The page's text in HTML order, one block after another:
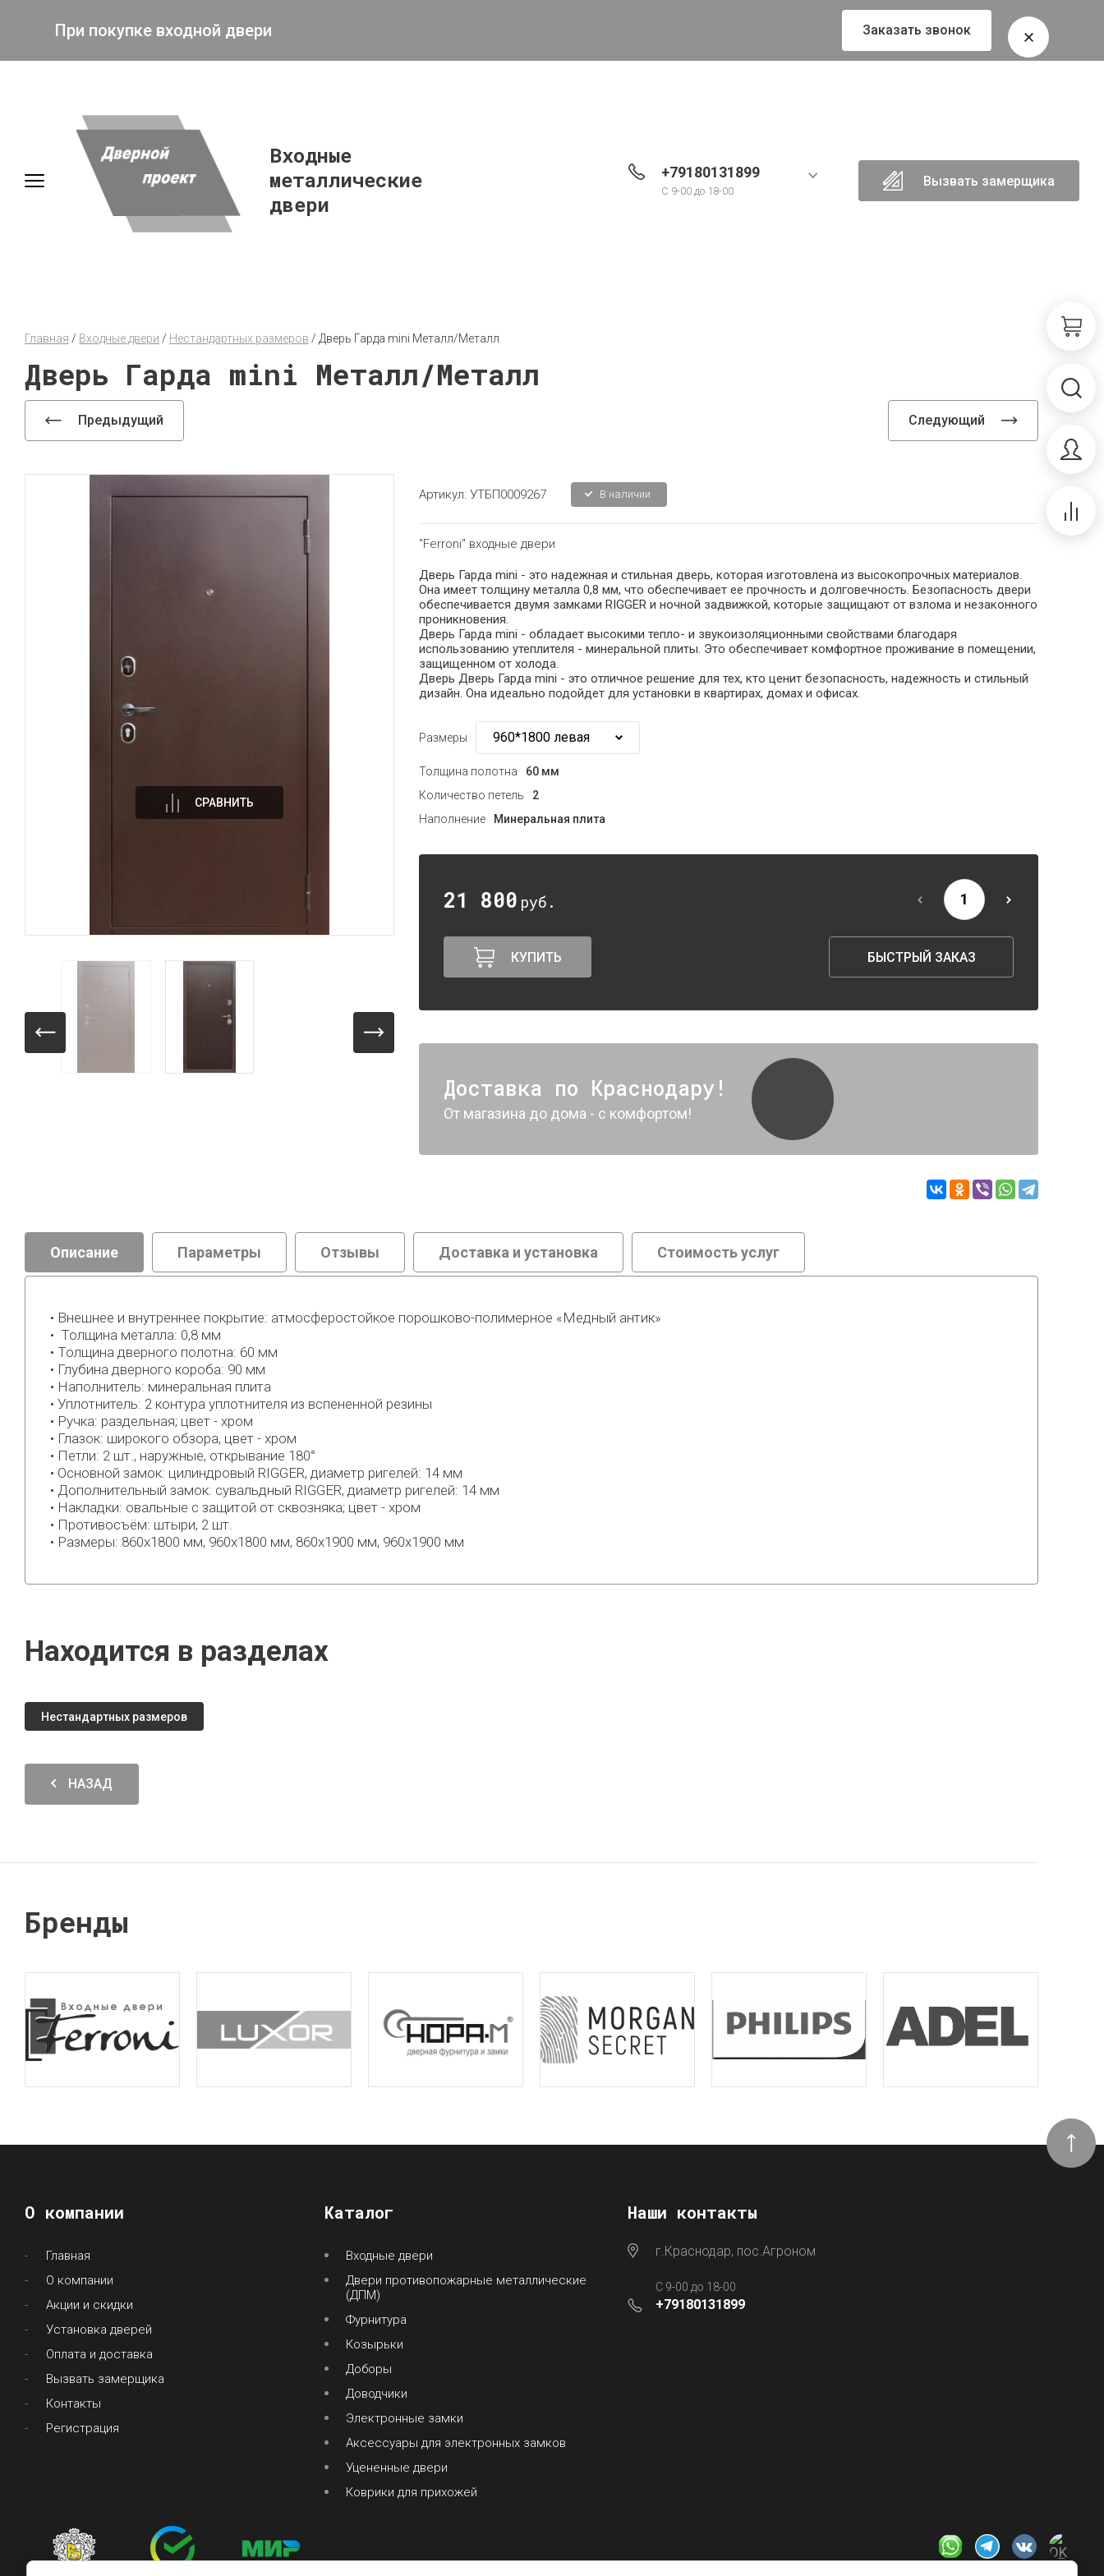
При покупке входной двери Заказать звонок
Входные
металлические
двери
+79180131899
С 9-00 до 18-00
Вызвать замерщика
Главная / Входные двери / Нестандартных размеров / Дверь Гарда mini Металл/Металл
Дверь Гарда mini Металл/Металл
Предыдущий Следующий
СРАВНИТЬ
Артикул: УТБП0009267 В наличии
"Ferroni" входные двери
Дверь Гарда mini - это надежная и стильная дверь, которая изготовлена из высокопрочных материалов.
Она имеет толщину металла 0,8 мм, что обеспечивает ее прочность и долговечность. Безопасность двери
обеспечивается двумя замками RIGGER и ночной задвижкой, которые защищают от взлома и незаконного
проникновения.
Дверь Гарда mini - обладает высокими тепло- и звукоизоляционными свойствами благодаря
использованию утеплителя - минеральной плиты. Это обеспечивает комфортное проживание в помещении,
защищенном от холода.
Дверь Дверь Гарда mini - это отличное решение для тех, кто ценит безопасность, надежность и стильный
дизайн. Она идеально подойдет для установки в квартирах, домах и офисах.
Размеры
Толщина полотна
60 мм
Количество петель
2
Наполнение
Минеральная плита
21 800 руб.
КУПИТЬ БЫСТРЫЙ ЗАКАЗ
Доставка по Краснодару!
От магазина до дома - с комфортом!
Описание Параметры Отзывы Доставка и установка Стоимость услуг
• Внешнее и внутреннее покрытие: атмосферостойкое порошково-полимерное «Медный антик»
• Толщина металла: 0,8 мм
• Толщина дверного полотна: 60 мм
• Глубина дверного короба: 90 мм
• Наполнитель: минеральная плита
• Уплотнитель: 2 контура уплотнителя из вспененной резины
• Ручка: раздельная; цвет - хром
• Глазок: широкого обзора, цвет - хром
• Петли: 2 шт., наружные, открывание 180°
• Основной замок: цилиндровый RIGGER, диаметр ригелей: 14 мм
• Дополнительный замок: сувальдный RIGGER, диаметр ригелей: 14 мм
• Накладки: овальные с защитой от сквозняка; цвет - хром
• Противосъём: штыри, 2 шт.
• Размеры: 860х1800 мм, 960х1800 мм, 860х1900 мм, 960х1900 мм
Находится в разделах
Нестандартных размеров
НАЗАД
Бренды
О компании
Главная
О компании
Акции и скидки
Установка дверей
Оплата и доставка
Вызвать замерщика
Контакты
Регистрация
Каталог
Входные двери
Двери противопожарные металлические
(ДПМ)
Фурнитура
Козырьки
Доборы
Доводчики
Электронные замки
Аксессуары для электронных замков
Уцененные двери
Коврики для прихожей
Наши контакты
г.Краснодар, пос.Агроном
С 9-00 до 18-00
+79180131899